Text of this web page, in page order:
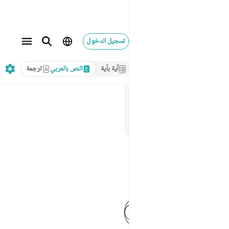
تسجيل الدخول
آية بآية النص بالعربي ترجمة
ﲄ